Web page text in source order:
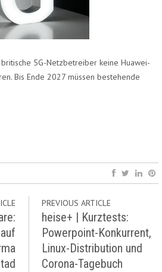
5G-Netzbetreiber keine Huawei-
Bis Ende 2027 müssen bestehende
PREVIOUS ARTICLE
heise+ | Kurztests:
Powerpoint-Konkurrent,
Linux-Distribution und
Corona-Tagebuch